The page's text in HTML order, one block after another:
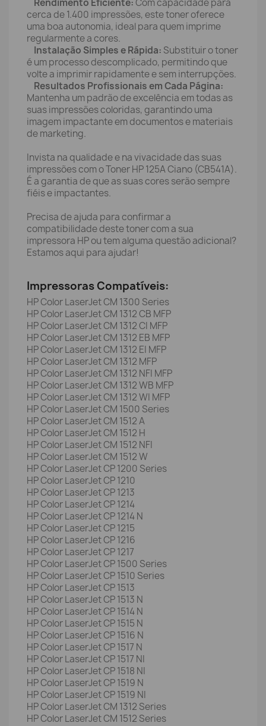
Rendimento Eficiente:Com capacidade para
cerca de 1.400 impressões, este toner oferece
uma boa autonomia, ideal para quem imprime
regularmente a cores.
Instalação Simples e Rápida: Substituir o toner
é um processo descomplicado, permitindo que
volte a imprimir rapidamente e sem interrupções.
Resultados Profissionais em Cada Página:
Mantenha um padrão de excelência em todas as
suas impressões coloridas, garantindo uma
imagem impactante em documentos e materiais
de marketing.
Invista na qualidade e na vivacidade das suas
impressões com o Toner HP 125A Ciano (CB541A).
É a garantia de que as suas cores serão sempre
fiéis e impactantes.
Precisa de ajuda para confirmar a
compatibilidade deste toner com a sua
impressora HP ou tem alguma questão adicional?
Estamos aqui para ajudar!
Impressoras Compatíveis:
HP Color LaserJet CM 1300 Series
HP Color LaserJet CM 1312 CB MFP
HP Color LaserJet CM 1312 CI MFP
HP Color LaserJet CM 1312 EB MFP
HP Color LaserJet CM 1312 EI MFP
HP Color LaserJet CM 1312 MFP
HP Color LaserJet CM 1312 NFI MFP
HP Color LaserJet CM 1312 WB MFP
HP Color LaserJet CM 1312 WI MFP
HP Color LaserJet CM 1500 Series
HP Color LaserJet CM 1512 A
HP Color LaserJet CM 1512 H
HP Color LaserJet CM 1512 NFI
HP Color LaserJet CM 1512 W
HP Color LaserJet CP 1200 Series
HP Color LaserJet CP 1210
HP Color LaserJet CP 1213
HP Color LaserJet CP 1214
HP Color LaserJet CP 1214 N
HP Color LaserJet CP 1215
HP Color LaserJet CP 1216
HP Color LaserJet CP 1217
HP Color LaserJet CP 1500 Series
HP Color LaserJet CP 1510 Series
HP Color LaserJet CP 1513
HP Color LaserJet CP 1513 N
HP Color LaserJet CP 1514 N
HP Color LaserJet CP 1515 N
HP Color LaserJet CP 1516 N
HP Color LaserJet CP 1517 N
HP Color LaserJet CP 1517 NI
HP Color LaserJet CP 1518 NI
HP Color LaserJet CP 1519 N
HP Color LaserJet CP 1519 NI
HP Color LaserJet CM 1312 Series
HP Color LaserJet CM 1512 Series